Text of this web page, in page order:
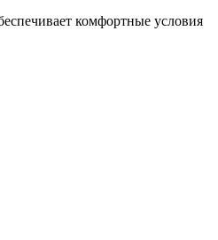
комфортные условия